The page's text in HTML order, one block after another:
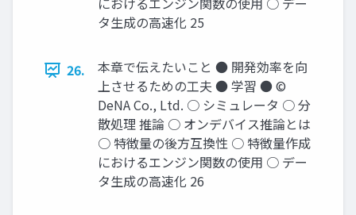
タ生成の高速化 25
26.
本章で伝えたいこと ● 開発効率を向
上させるための工夫 ● 学習 ● ©
DeNA Co., Ltd. ○ シミュレータ ○ 分
散処理 推論 ○ オンデバイス推論とは
○ 特徴量の後方互換性 ○ 特徴量作成
におけるエンジン関数の使用 ○ デー
タ生成の高速化 26